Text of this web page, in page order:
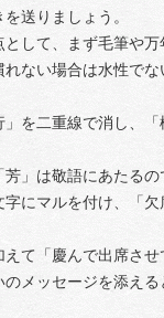
送りましょう。
して、まず毛筆や
ない場合は水性で
を二重線で消し、「
」は敬語にあたるの
にマルを付け、「
えて「慶んで出席さ
メッセージを添え